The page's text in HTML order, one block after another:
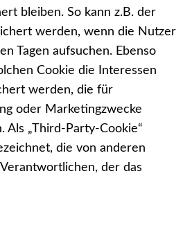
bleiben. So kann z.B. der
werden, wenn die Nutzer
Tagen aufsuchen. Ebenso
Cookie die Interessen
werden, die für
oder Marketingzwecke
Als „Third-Party-Cookie“
die von anderen
der das